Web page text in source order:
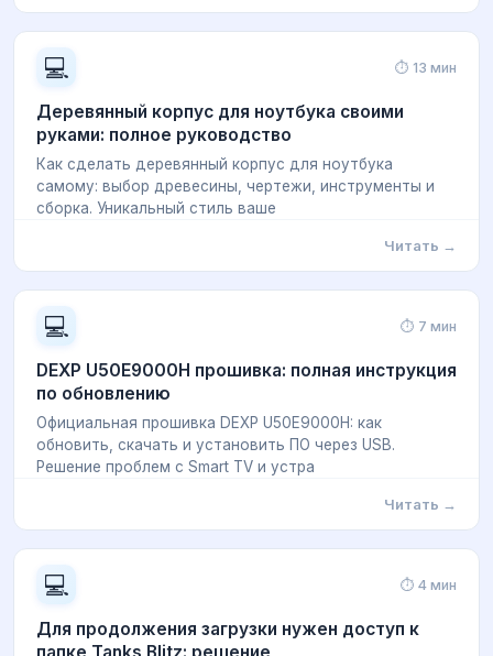
💻 ⏱ 13 мин
Деревянный корпус для ноутбука своими
руками: полное руководство
Как сделать деревянный корпус для ноутбука
самому: выбор древесины, чертежи, инструменты и
сборка. Уникальный стиль ваше
Читать →
💻 ⏱ 7 мин
DEXP U50E9000H прошивка: полная инструкция
по обновлению
Официальная прошивка DEXP U50E9000H: как
обновить, скачать и установить ПО через USB.
Решение проблем с Smart TV и устра
Читать →
💻 ⏱ 4 мин
Для продолжения загрузки нужен доступ к